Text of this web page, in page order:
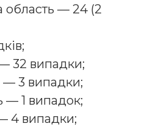
область — 24 (2
32 випадки;
— 3 випадки;
— 1 випадок;
4 випадки;